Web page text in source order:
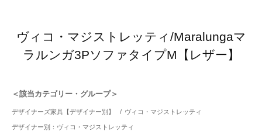
ヴィコ・マジストレッティ/Maralungaマ
ラルンガ3PソファタイプM【レザー】
＜該当カテゴリー・グループ＞
デザイナーズ家具【デザイナー別】 / ヴィコ・マジストレッティ
デザイナー別：ヴィコ・マジストレッティ